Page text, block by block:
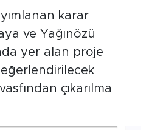
karar
ve Yağınözü
yer alan proje
çıkarılma